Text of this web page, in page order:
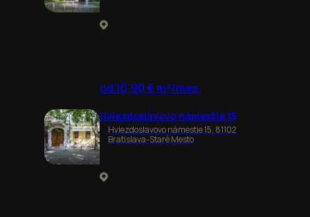
od 10,90 € m²/mes.
Hviezdoslavovo námestie 15
Hviezdoslavovo námestie 15, 81102
Bratislava-Staré Mesto